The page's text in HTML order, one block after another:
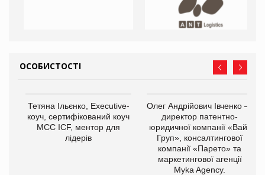
ОСОБИСТОСТІ
Тетяна Ільєнко, Executive-
коуч, сертифікований коуч
МСС ICF, ментор для
лідерів
Олег Андрійович Івченко —
директор патентно-
юридичної компанії «Вайз
Груп», консалтингової
компанії «Парето» та
маркетингової агенції
Myka Agency.